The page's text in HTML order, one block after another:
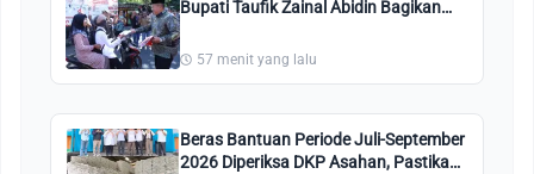
Bupati Taufik Zainal Abidin Bagikan
Kisaran
57 menit yang lalu
Beras Bantuan Periode Juli-September
2026 Diperiksa DKP Asahan, Pastikan